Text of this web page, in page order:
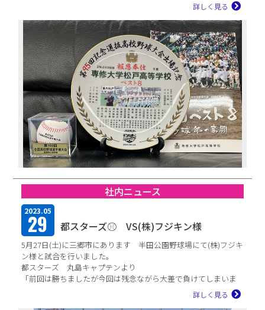
中途エントリー
お問い合わせ
詳しく見る
社内ニュース
2023.05
29 都スターズ⚾ VS(株)フジキン様
5月27日(土)に三郷市にあります 半田公園野球場にて(株)フジキ
ン様と試合を行いました。
都スターズ 丸島キャプテンより
「前回は勝ちましたが今回は残念ながら大差で負けてしまいま
詳しく見る